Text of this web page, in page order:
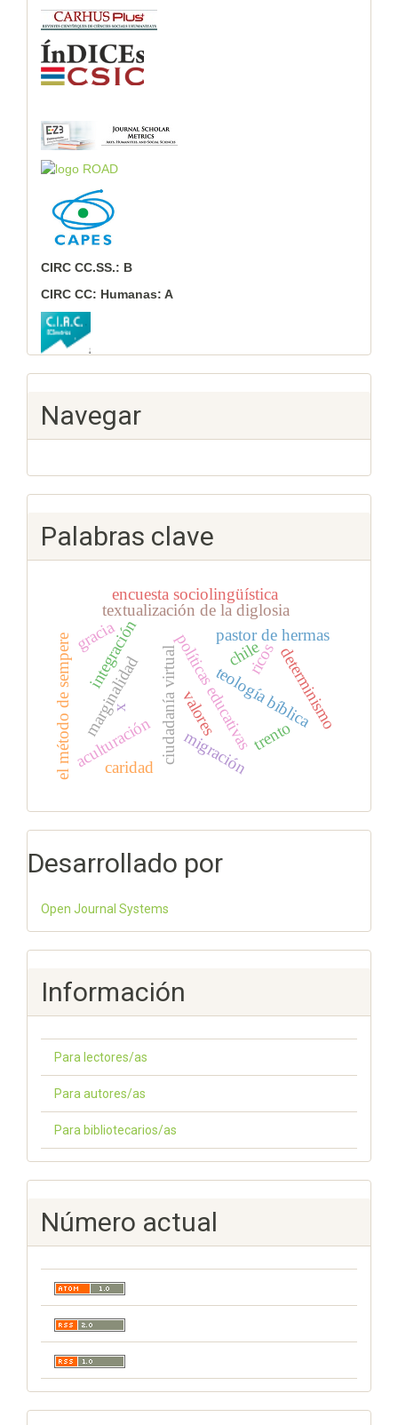
CIRC CC.SS.: B
CIRC CC: Humanas: A
Navegar
Palabras clave
x políticas educativaspastor de hermas
marginalidad
integración ricos
ciudadanía virtual teología bíblica
migración
textualización de la diglosia
aculturación
determinismo
gracia
caridad
chile
valores
el método de sempere
encuesta sociolingüística
trento
Desarrollado por
Open Journal Systems
Información
Para lectores/as
Para autores/as
Para bibliotecarios/as
Número actual